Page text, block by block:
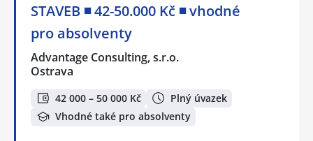
STAVEB ◾ 42-50.000 Kč ◾ vhodné
pro absolventy
Advantage Consulting, s.r.o.
Ostrava
42 000 – 50 000 Kč
Plný úvazek
Vhodné také pro absolventy